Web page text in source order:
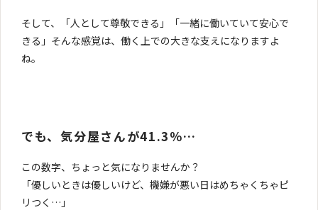
そして、「人として尊敬できる」「一緒に働いていて安心で
きる」そんな感覚は、働く上での大きな支えになりますよ
ね。
でも、気分屋さんが41.3％…
この数字、ちょっと気になりませんか？
「優しいときは優しいけど、機嫌が悪い日はめちゃくちゃピ
リつく…」